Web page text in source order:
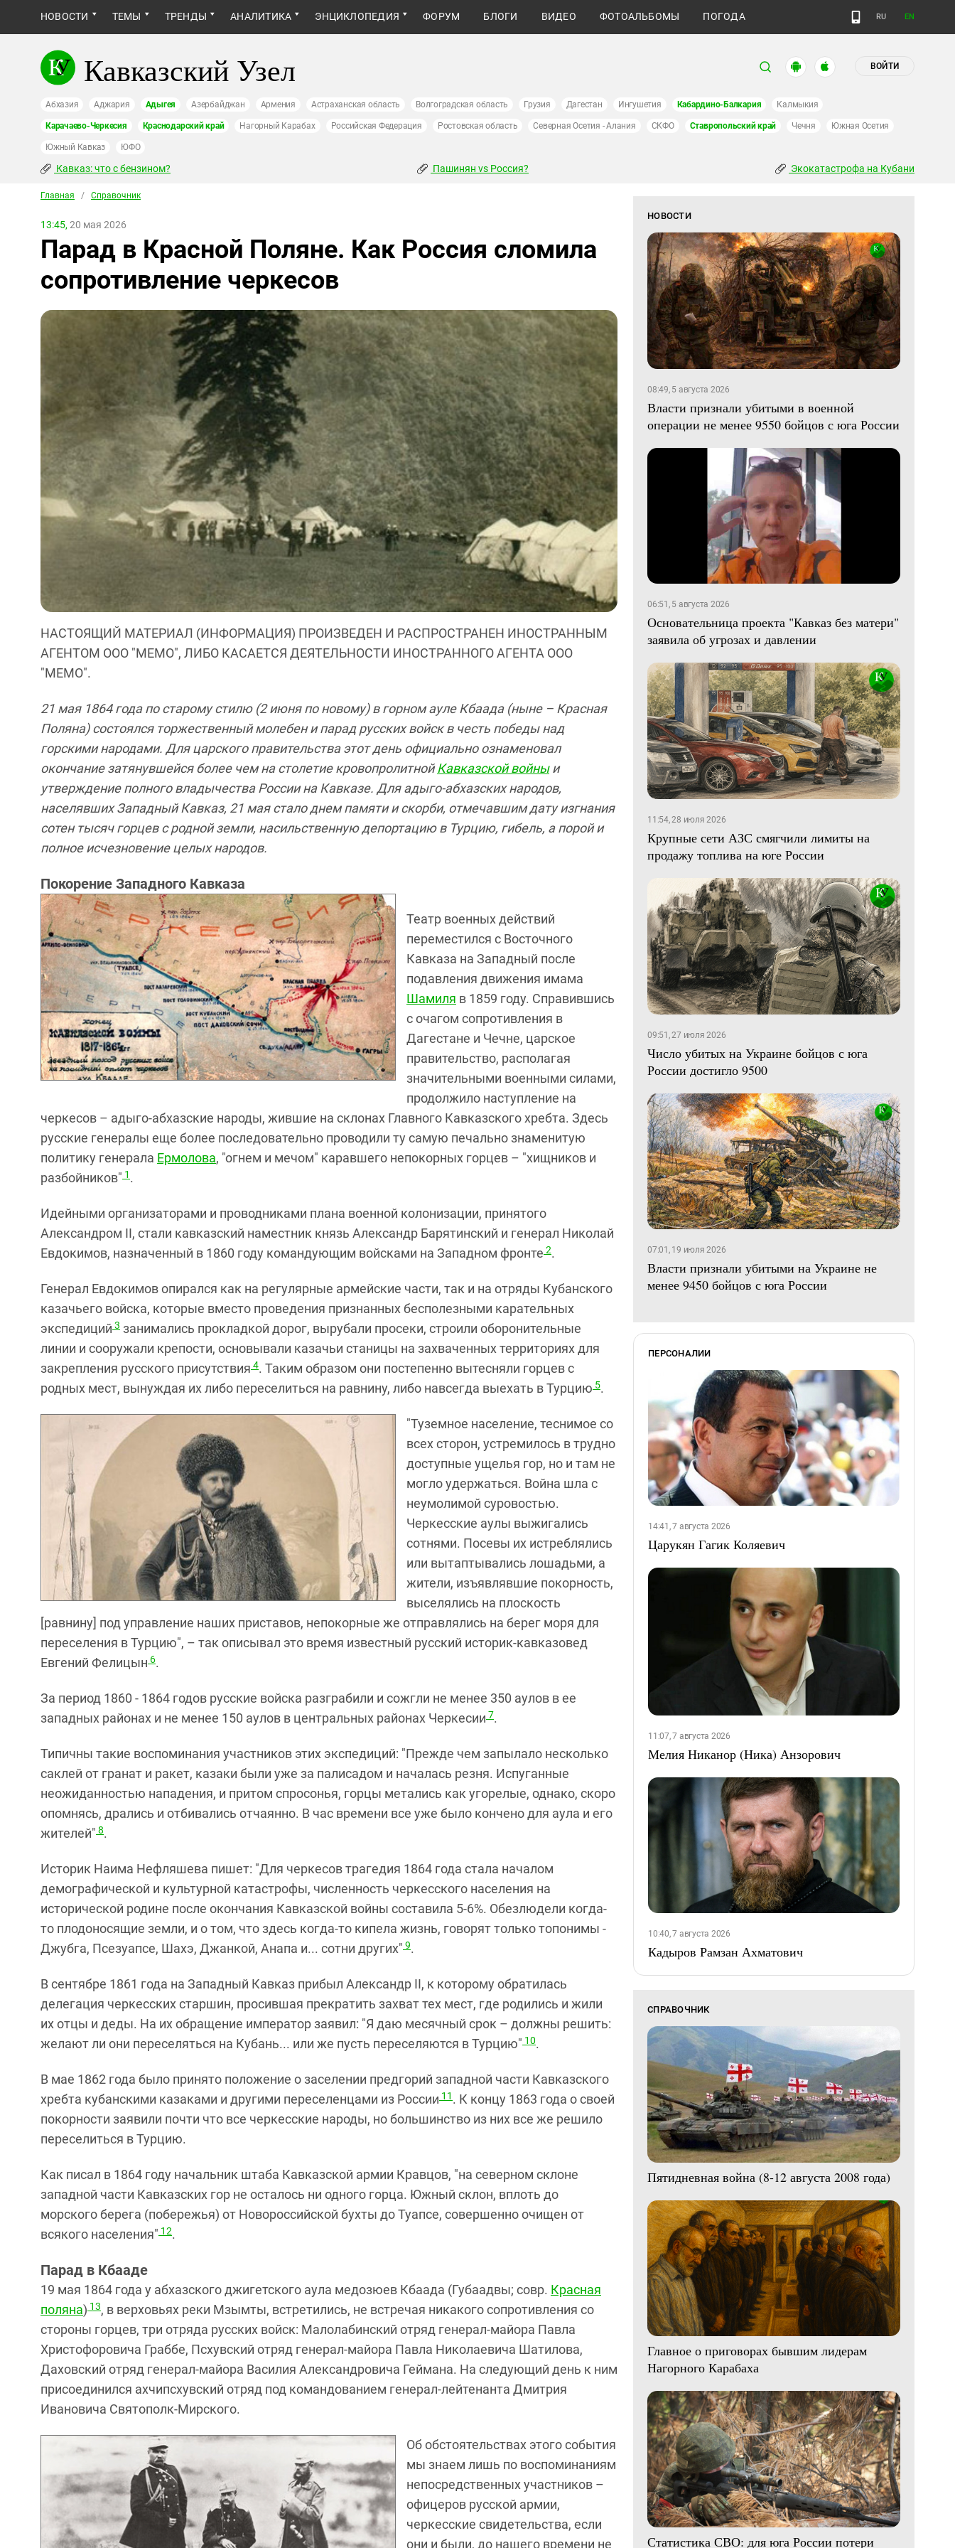
НОВОСТИ ТЕМЫ ТРЕНДЫ АНАЛИТИКА ЭНЦИКЛОПЕДИЯ ФОРУМ БЛОГИ ВИДЕО ФОТОАЛЬБОМЫ ПОГОДА RU EN
Кавказский Узел ВОЙТИ
Абхазия Аджария Адыгея Азербайджан Армения Астраханская область Волгоградская область Грузия Дагестан Ингушетия Кабардино-Балкария Калмыкия
Карачаево-Черкесия Краснодарский край Нагорный Карабах Российская Федерация Ростовская область Северная Осетия - Алания СКФО Ставропольский край Чечня Южная Осетия
Южный Кавказ ЮФО
Кавказ: что с бензином? Пашинян vs Россия? Экокатастрофа на Кубани
Главная / Справочник
13:45, 20 мая 2026
Парад в Красной Поляне. Как Россия сломила
сопротивление черкесов
НАСТОЯЩИЙ МАТЕРИАЛ (ИНФОРМАЦИЯ) ПРОИЗВЕДЕН И РАСПРОСТРАНЕН ИНОСТРАННЫМ
АГЕНТОМ ООО "МЕМО", ЛИБО КАСАЕТСЯ ДЕЯТЕЛЬНОСТИ ИНОСТРАННОГО АГЕНТА ООО
"МЕМО".
21 мая 1864 года по старому стилю (2 июня по новому) в горном ауле Кбаада (ныне – Красная
Поляна) состоялся торжественный молебен и парад русских войск в честь победы над
горскими народами. Для царского правительства этот день официально ознаменовал
окончание затянувшейся более чем на столетие кровопролитнойКавказской войныи
утверждение полного владычества России на Кавказе. Для адыго-абхазских народов,
населявших Западный Кавказ, 21 мая стало днем памяти и скорби, отмечавшим дату изгнания
сотен тысяч горцев с родной земли, насильственную депортацию в Турцию, гибель, а порой и
полное исчезновение целых народов.
Покорение Западного Кавказа
Театр военных действий
переместился с Восточного
Кавказа на Западный после
подавления движения имама
Шамиля в 1859 году. Справившись
с очагом сопротивления в
Дагестане и Чечне, царское
правительство, располагая
значительными военными силами,
продолжило наступление на
черкесов – адыго-абхазские народы, жившие на склонах Главного Кавказского хребта. Здесь
русские генералы еще более последовательно проводили ту самую печально знаменитую
политику генерала Ермолова, "огнем и мечом" каравшего непокорных горцев – "хищников и
разбойников" 1 .
Идейными организаторами и проводниками плана военной колонизации, принятого
Александром II, стали кавказский наместник князь Александр Барятинский и генерал Николай
Евдокимов, назначенный в 1860 году командующим войсками на Западном фронте 2.
Генерал Евдокимов опирался как на регулярные армейские части, так и на отряды Кубанского
казачьего войска, которые вместо проведения признанных бесполезными карательных
экспедиций 3 занимались прокладкой дорог, вырубали просеки, строили оборонительные
линии и сооружали крепости, основывали казачьи станицы на захваченных территориях для
закрепления русского присутствия 4. Таким образом они постепенно вытесняли горцев с
родных мест, вынуждая их либо переселиться на равнину, либо навсегда выехать в Турцию 5.
"Туземное население, теснимое со
всех сторон, устремилось в трудно
доступные ущелья гор, но и там не
могло удержаться. Война шла с
неумолимой суровостью.
Черкесские аулы выжигались
сотнями. Посевы их истреблялись
или вытаптывались лошадьми, а
жители, изъявлявшие покорность,
выселялись на плоскость
[равнину] под управление наших приставов, непокорные же отправлялись на берег моря для
переселения в Турцию", – так описывал это время известный русский историк-кавказовед
Евгений Фелицын 6.
За период 1860 - 1864 годов русские войска разграбили и сожгли не менее 350 аулов в ее
западных районах и не менее 150 аулов в центральных районах Черкесии 7.
Типичны такие воспоминания участников этих экспедиций: "Прежде чем запылало несколько
саклей от гранат и ракет, казаки были уже за палисадом и началась резня. Испуганные
неожиданностью нападения, и притом спросонья, горцы метались как угорелые, однако, скоро
опомнясь, дрались и отбивались отчаянно. В час времени все уже было кончено для аула и его
жителей" 8.
Историк Наима Нефляшева пишет: "Для черкесов трагедия 1864 года стала началом
демографической и культурной катастрофы, численность черкесского населения на
исторической родине после окончания Кавказской войны составила 5-6%. Обезлюдели когда-
то плодоносящие земли, и о том, что здесь когда-то кипела жизнь, говорят только топонимы -
Джубга, Псезуапсе, Шахэ, Джанкой, Анапа и... сотни других" 9.
В сентябре 1861 года на Западный Кавказ прибыл Александр II, к которому обратилась
делегация черкесских старшин, просившая прекратить захват тех мест, где родились и жили
их отцы и деды. На их обращение император заявил: "Я даю месячный срок – должны решить:
желают ли они переселяться на Кубань... или же пусть переселяются в Турцию" 10.
В мае 1862 года было принято положение о заселении предгорий западной части Кавказского
хребта кубанскими казаками и другими переселенцами из России 11 . К концу 1863 года о своей
покорности заявили почти что все черкесские народы, но большинство из них все же решило
переселиться в Турцию.
Как писал в 1864 году начальник штаба Кавказской армии Кравцов, "на северном склоне
западной части Кавказских гор не осталось ни одного горца. Южный склон, вплоть до
морского берега (побережья) от Новороссийской бухты до Туапсе, совершенно очищен от
всякого населения" 12.
Парад в Кбааде
19 мая 1864 года у абхазского джигетского аула медозюев Кбаада (Губаадвы; совр. Красная
поляна) 13, в верховьях реки Мзымты, встретились, не встречая никакого сопротивления со
стороны горцев, три отряда русских войск: Малолабинский отряд генерал-майора Павла
Христофоровича Граббе, Псхувский отряд генерал-майора Павла Николаевича Шатилова,
Даховский отряд генерал-майора Василия Александровича Геймана. На следующий день к ним
присоединился ахчипсхувский отряд под командованием генерал-лейтенанта Дмитрия
Ивановича Святополк-Мирского.
Об обстоятельствах этого события
мы знаем лишь по воспоминаниям
непосредственных участников –
офицеров русской армии,
черкесские свидетельства, если
они и были, до нашего времени не
НОВОСТИ
08:49, 5 августа 2026
Власти признали убитыми в военной
операции не менее 9550 бойцов с юга России
06:51, 5 августа 2026
Основательница проекта "Кавказ без матери"
заявила об угрозах и давлении
11:54, 28 июля 2026
Крупные сети АЗС смягчили лимиты на
продажу топлива на юге России
09:51, 27 июля 2026
Число убитых на Украине бойцов с юга
России достигло 9500
07:01, 19 июля 2026
Власти признали убитыми на Украине не
менее 9450 бойцов с юга России
ПЕРСОНАЛИИ
14:41, 7 августа 2026
Царукян Гагик Коляевич
11:07, 7 августа 2026
Мелия Никанор (Ника) Анзорович
10:40, 7 августа 2026
Кадыров Рамзан Ахматович
СПРАВОЧНИК
Пятидневная война (8-12 августа 2008 года)
Главное о приговорах бывшим лидерам
Нагорного Карабаха
Статистика СВО: для юга России потери